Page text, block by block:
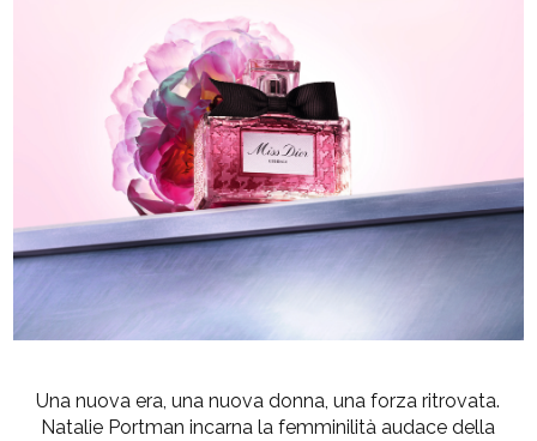
Una nuova era, una nuova donna, una forza ritrovata.
Natalie Portman incarna la femminilità audace della